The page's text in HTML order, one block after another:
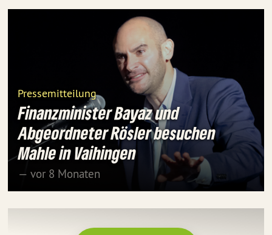
Pressemitteilung
Finanzminister Bayaz und
Abgeordneter Rösler besuchen
Mahle in Vaihingen
— vor 8 Monaten